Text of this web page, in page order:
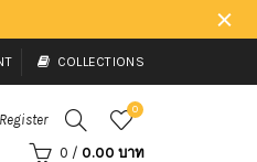
COLLECTIONS
0
0 / 0.00 บาท